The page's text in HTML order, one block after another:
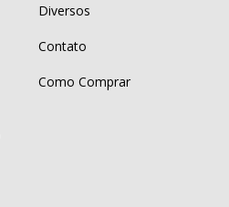
Diversos
Contato
Como Comprar